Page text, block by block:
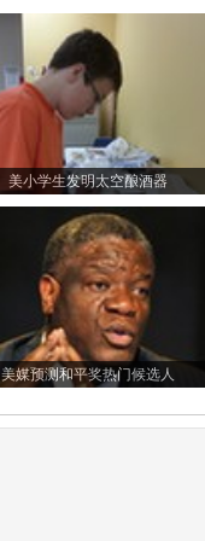
美小学生发明太空酿酒器
美媒预测和平奖热门候选人